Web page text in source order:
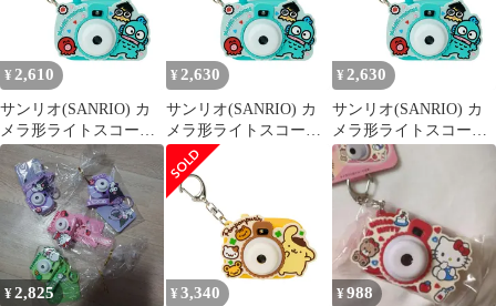
¥ 2,610
サンリオ(SANRIO) カ
メラ形ライトスコープ
キーホルダー（ミニチ
ュアトイ） ハンギョド
ン ABS樹脂・PVC
073954 [ハンギョドン]
¥ 2,630
サンリオ(SANRIO) カ
メラ形ライトスコープ
キーホルダー（ミニチ
ュアトイ） ハンギョド
ン ABS樹脂・PVC
073954 [ハンギョドン]
¥ 2,630
サンリオ(SANRIO) カ
メラ形ライトスコープ
キーホルダー（ミニチ
ュアトイ） ハンギョド
ン ABS樹脂・PVC
073954 [ハンギョドン]
¥2,825 ¥ 3,340 ¥988